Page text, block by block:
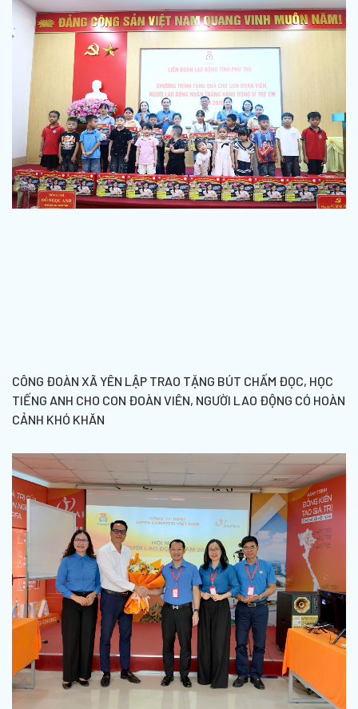
CÔNG ĐOÀN XÃ YÊN LẬP TRAO TẶNG BÚT CHẤM ĐỌC, HỌC
TIẾNG ANH CHO CON ĐOÀN VIÊN, NGƯỜI LAO ĐỘNG CÓ HOÀN
CẢNH KHÓ KHĂN